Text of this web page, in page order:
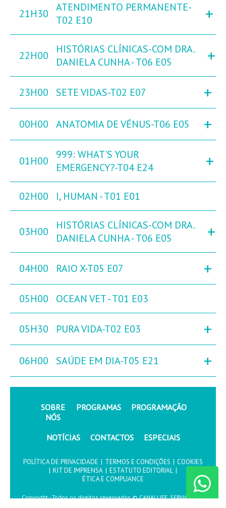
21H30
ATENDIMENTO PERMANENTE-
T02 E10
+
22H00
HISTÓRIAS CLÍNICAS-COM DRA.
DANIELA CUNHA - T06 E05
+
23H00 SETE VIDAS-T02 E07 +
00H00 ANATOMIA DE VÉNUS-T06 E05 +
01H00
999: WHAT'S YOUR
EMERGENCY?-T04 E24
+
02H00 I, HUMAN - T01 E01
03H00
HISTÓRIAS CLÍNICAS-COM DRA.
DANIELA CUNHA - T06 E05
+
04H00 RAIO X-T05 E07 +
05H00 OCEAN VET - T01 E03
05H30 PURA VIDA-T02 E03 +
06H00 SAÚDE EM DIA-T05 E21 +
SOBRE
NÓS
PROGRAMAS PROGRAMAÇÃO
NOTÍCIAS CONTACTOS ESPECIAIS
POLÍTICA DE PRIVACIDADE | TERMOS E CONDIÇÕES | COOKIES
| KIT DE IMPRENSA | ESTATUTO EDITORIAL |
ÉTICA E COMPLIANCE
Copyright - Todos os direitos revervados © CANALLIFE, SERVIÇOS DE